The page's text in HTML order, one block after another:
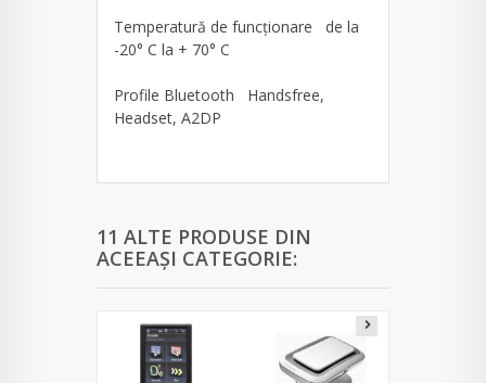
Temperatură de funcţionare de la
-20° C la + 70° C
Profile Bluetooth Handsfree,
Headset, A2DP
11 ALTE PRODUSE DIN
ACEEAȘI CATEGORIE: